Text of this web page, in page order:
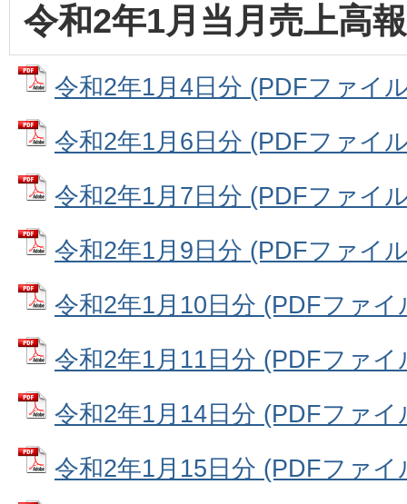
令和2年1月当月売上高
令和2年1月4日分 (PDFファイ
令和2年1月6日分 (PDFファイ
令和2年1月7日分 (PDFファイ
令和2年1月9日分 (PDFファイ
令和2年1月10日分 (PDFファイ
令和2年1月11日分 (PDFファイ
令和2年1月14日分 (PDFファイ
令和2年1月15日分 (PDFファイ